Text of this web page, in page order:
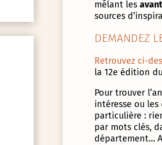
mêlant les
sources
DEMANDEZ
Retrouvez ci-
la 12e édition
Pour trouver
intéresse ou
particulière :
par mots clés,
département…